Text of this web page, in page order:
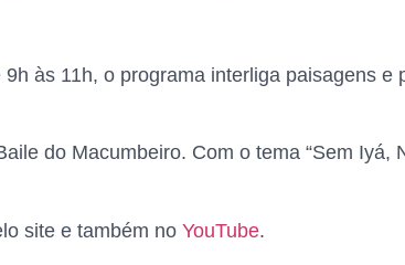
às 11h, o programa interliga paisagens
do Macumbeiro. Com o tema “Sem Iyá,
site e também no YouTube.